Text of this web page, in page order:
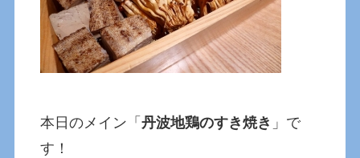
本日のメイン「丹波地鶏のすき焼き 」で
す！